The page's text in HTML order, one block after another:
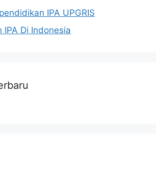
IPA UPGRIS
IPA Di Indonesia